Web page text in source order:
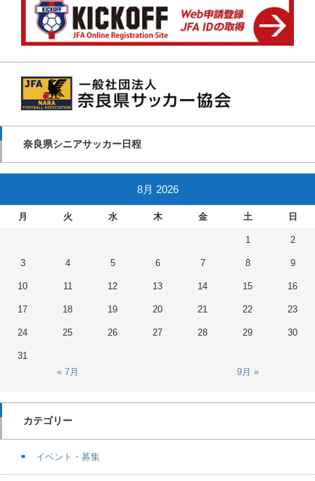
奈良県シニアサッカー日程
8月 2026
月 火 水 木 金 土 日
1 2
3 4 5 6 7 8 9
10 11 12 13 14 15 16
17 18 19 20 21 22 23
24 25 26 27 28 29 30
31
« 7月
9月 »
カテゴリー
イベント・募集